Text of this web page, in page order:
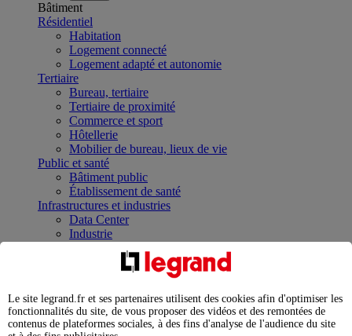
Bâtiment
Résidentiel
Habitation
Logement connecté
Logement adapté et autonomie
Tertiaire
Bureau, tertiaire
Tertiaire de proximité
Commerce et sport
Hôtellerie
Mobilier de bureau, lieux de vie
Public et santé
Bâtiment public
Établissement de santé
Infrastructures et industries
Data Center
Industrie
Infrastructures
Contrôler et planifier le fonctionnement des appareils
Répartir et optimiser son tableau électrique
Legrand Data Center Solutions : concentrer les
expertises au service de vos performances
Le site legrand.fr et ses partenaires utilisent des cookies afin d'optimiser les
fonctionnalités du site, de vous proposer des vidéos et des remontées de
contenus de plateformes sociales, à des fins d'analyse de l'audience du site